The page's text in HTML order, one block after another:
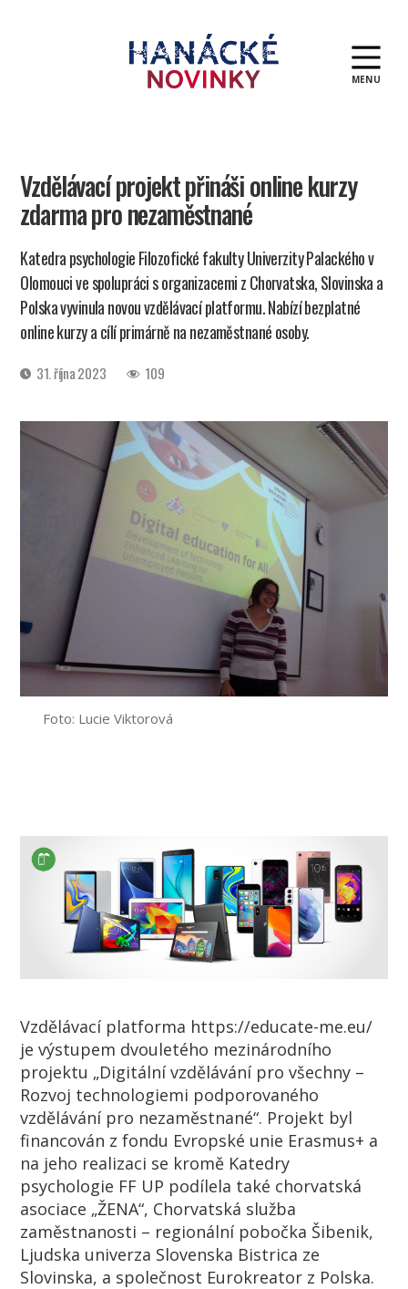
MENU
Vzdělávací projekt přináši online kurzy
zdarma pro nezaměstnané
Katedra psychologie Filozofické fakulty Univerzity Palackého v
Olomouci ve spolupráci s organizacemi z Chorvatska, Slovinska a
Polska vyvinula novou vzdělávací platformu. Nabízí bezplatné
online kurzy a cílí primárně na nezaměstnané osoby.
Datum31. října 2023 109
Foto: Lucie Viktorová
Vzdělávací platforma https://educate-me.eu/
je výstupem dvouletého mezinárodního
projektu „Digitální vzdělávání pro všechny –
Rozvoj technologiemi podporovaného
vzdělávání pro nezaměstnané“. Projekt byl
financován z fondu Evropské unie Erasmus+ a
na jeho realizaci se kromě Katedry
psychologie FF UP podílela také chorvatská
asociace „ŽENA“, Chorvatská služba
zaměstnanosti – regionální pobočka Šibenik,
Ljudska univerza Slovenska Bistrica ze
Slovinska, a společnost Eurokreator z Polska.